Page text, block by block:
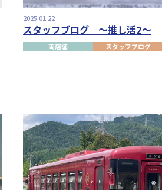
2025.01.22
スタッフブログ ～推し活2～
両店舗 スタッフブログ